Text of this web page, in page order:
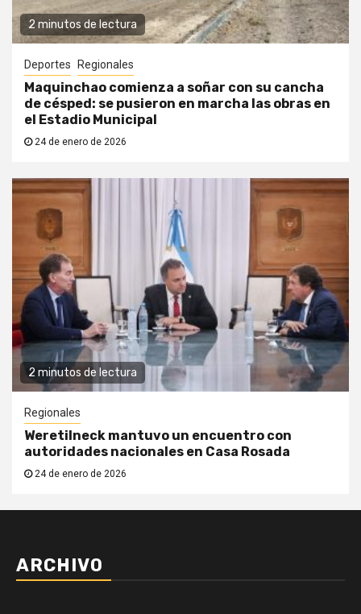
2 minutos de lectura
Deportes Regionales
Maquinchao comienza a soñar con su cancha
de césped: se pusieron en marcha las obras en
el Estadio Municipal
24 de enero de 2026
2 minutos de lectura
Regionales
Weretilneck mantuvo un encuentro con
autoridades nacionales en Casa Rosada
24 de enero de 2026
ARCHIVO